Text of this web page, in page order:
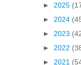
► 2025
► 2024
► 2023
► 2022
► 2021